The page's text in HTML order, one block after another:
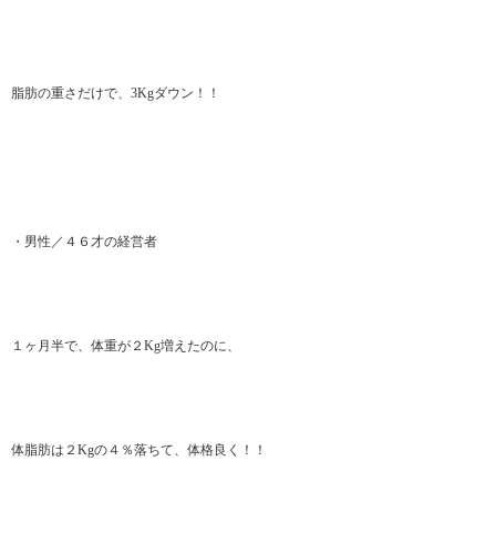
脂肪の重さだけで、3Kgダウン！！
・男性／４６才の経営者
１ヶ月半で、体重が２Kg増えたのに、
体脂肪は２Kgの４％落ちて、体格良く！！